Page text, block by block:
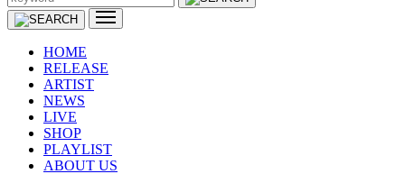
HOME
RELEASE
ARTIST
NEWS
LIVE
SHOP
PLAYLIST
ABOUT US